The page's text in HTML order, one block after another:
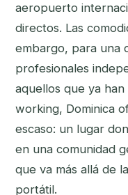
aeropuerto
directos. Las
embargo, para una
profesionales
aquellos que ya
working, Dominica
escaso: un lugar
en una comunidad
que va más allá de
portátil.